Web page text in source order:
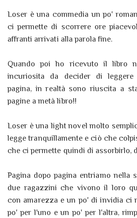
Loser è una commedia un po'
ci permette di scorrere ore
affranti arrivati alla parola fine.
Quando poi ho ricevuto il libro
incuriosita da decider di
pagina, in realtà sono riuscita a
pagine a metà libro!!
Loser è una light novel molto
legge tranquillamente e ciò che
che ci permette quindi di assorbirlo,
Pagina dopo pagina entriamo nella
due ragazzini che vivono il loro
con amarezza e un po' di invidia ci
po' per l'uno e un po' per l'altra,